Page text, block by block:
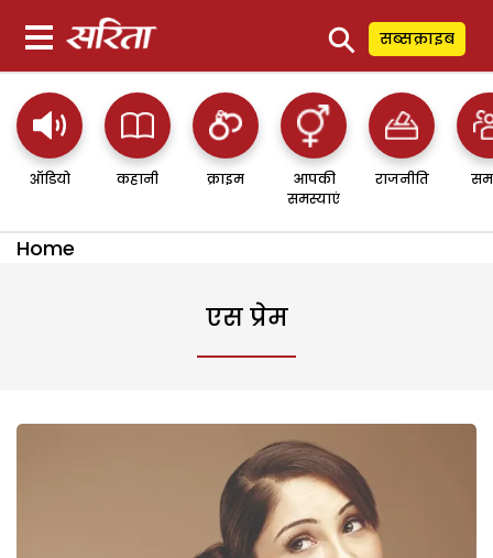
⚲ सब्सक्राइब
ऑडियो कहानी क्राइम
आपकी
समस्याएं
राजनीति
Home
एस प्रेम